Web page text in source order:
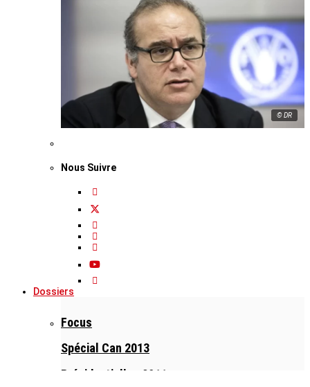
© DR
Nous Suivre
Dossiers
Focus
Spécial Can 2013
Présidentielles 2011